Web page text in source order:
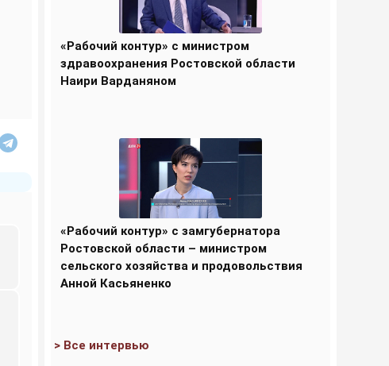
«Рабочий контур» с министром
здравоохранения Ростовской области
Наири Варданяном
«Рабочий контур» с замгубернатора
Ростовской области – министром
сельского хозяйства и продовольствия
Анной Касьяненко
> Все интервью